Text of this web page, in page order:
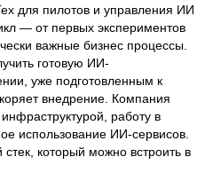
для пилотов и управления ИИ
— от первых экспериментов
важные бизнес процессы.
готовую ИИ-
уже подготовленным к
внедрение. Компания
работу в
использование ИИ-сервисов.
который можно встроить в